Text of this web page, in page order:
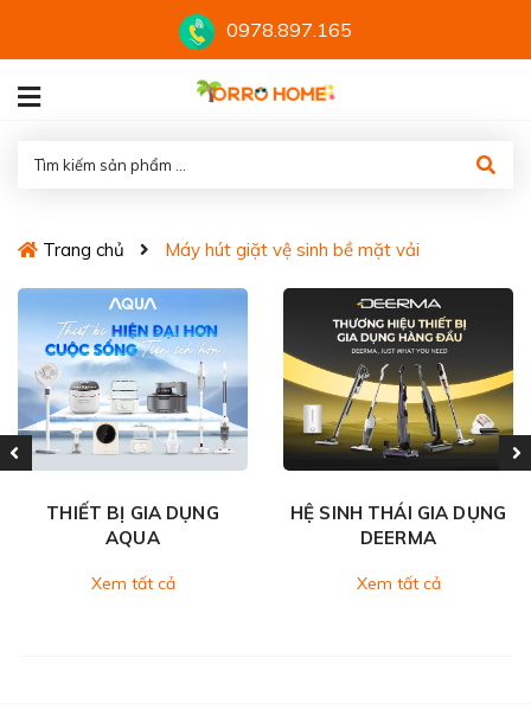
0978.897.165
Trang chủ Máy hút giặt vệ sinh bề mặt vải
THIẾT BỊ GIA DỤNG
AQUA
Xem tất cả
HỆ SINH THÁI GIA DỤNG
DEERMA
Xem tất cả